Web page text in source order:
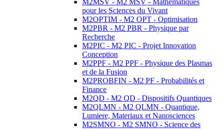
M2MSV - M2 MSV - Mathématiques
pour les Sciences du Vivant
M2OPTIM - M2 OPT - Optimisation
M2PBR - M2 PBR - Physique par
Recherche
M2PIC - M2 PIC - Projet Innovation
Conception
M2PPF - M2 PPF - Physique des Plasmas
et de la Fusion
M2PROBFIN - M2 PF - Probabilités et
Finance
M2QD - M2 QD - Dispositifs Quantiques
M2QLMN - M2 QLMN - Quantique,
Lumiere, Materiaux et Nanosciences
M2SMNO - M2 SMNO - Science des